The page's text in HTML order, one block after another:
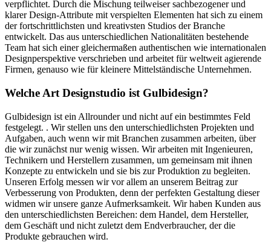
verpflichtet. Durch die Mischung teilweiser sachbezogener und
klarer Design-Attribute mit verspielten Elementen hat sich zu einem
der fortschrittlichsten und kreativsten Studios der Branche
entwickelt. Das aus unterschiedlichen Nationalitäten bestehende
Team hat sich einer gleichermaßen authentischen wie internationalen
Designperspektive verschrieben und arbeitet für weltweit agierende
Firmen, genauso wie für kleinere Mittelständische Unternehmen.
Welche Art Designstudio ist Gulbidesign?
Gulbidesign ist ein Allrounder und nicht auf ein bestimmtes Feld
festgelegt. . Wir stellen uns den unterschiedlichsten Projekten und
Aufgaben, auch wenn wir mit Branchen zusammen arbeiten, über
die wir zunächst nur wenig wissen. Wir arbeiten mit Ingenieuren,
Technikern und Herstellern zusammen, um gemeinsam mit ihnen
Konzepte zu entwickeln und sie bis zur Produktion zu begleiten.
Unseren Erfolg messen wir vor allem an unserem Beitrag zur
Verbesserung von Produkten, denn der perfekten Gestaltung dieser
widmen wir unsere ganze Aufmerksamkeit. Wir haben Kunden aus
den unterschiedlichsten Bereichen: dem Handel, dem Hersteller,
dem Geschäft und nicht zuletzt dem Endverbraucher, der die
Produkte gebrauchen wird.